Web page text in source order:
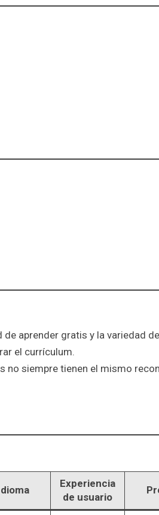
aprender gratis y la variedad
el currículum.
no siempre tienen el mismo
Experiencia
de usuario